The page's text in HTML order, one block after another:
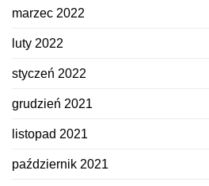
marzec 2022
luty 2022
styczeń 2022
grudzień 2021
listopad 2021
październik 2021